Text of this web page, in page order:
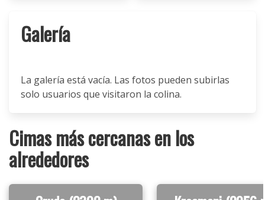
Galería
La galería está vacía. Las fotos pueden subirlas
solo usuarios que visitaron la colina.
Cimas más cercanas en los
alrededores